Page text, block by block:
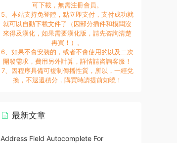
可下載，無需注冊會員。
5、本站支持免登陸，點立即支付，支付成功就
就可以自動下載文件了（因部分插件和模闆沒
來得及漢化，如果需要漢化版，請先咨詢清楚
再買！）。
6、如果不會安裝的，或者不會使用的以及二次
開發需求，費用另外計算，詳情請咨詢客服！
7、因程序具備可複制傳播性質，所以，一經兌
換，不退還積分，購買時請提前知曉！
最新文章
Address Field Autocomplete For